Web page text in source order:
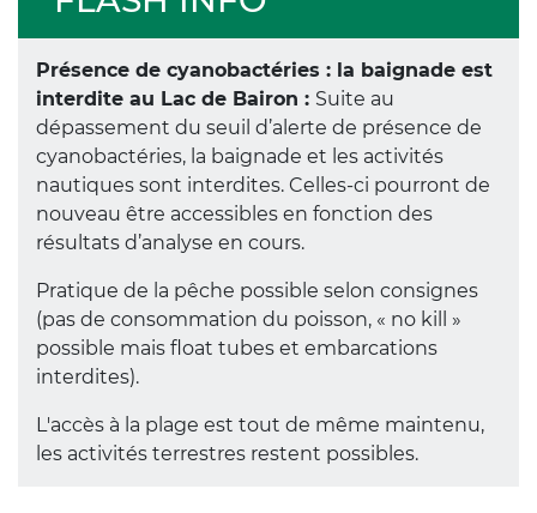
Présence de cyanobactéries : la baignade est
interdite au Lac de Bairon : Suite au
dépassement du seuil d’alerte de présence de
cyanobactéries, la baignade et les activités
nautiques sont interdites. Celles-ci pourront de
nouveau être accessibles en fonction des
résultats d’analyse en cours.
Pratique de la pêche possible selon consignes
(pas de consommation du poisson, « no kill »
possible mais float tubes et embarcations
interdites).
L'accès à la plage est tout de même maintenu,
les activités terrestres restent possibles.